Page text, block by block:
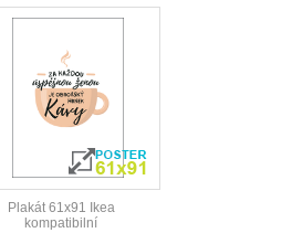
Plakát 61x91 Ikea
kompatibilní